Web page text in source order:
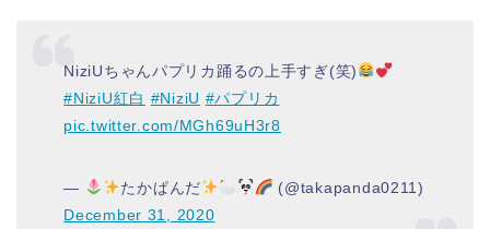
NiziUちゃんパプリカ踊るの上手すぎ(笑)
#NiziU紅白 #NiziU #パプリカ
pic.twitter.com/MGh69uH3r8
— たかぱんだ
(@takapanda0211)
December 31, 2020